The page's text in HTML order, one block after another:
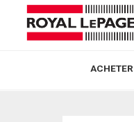
ACHETER